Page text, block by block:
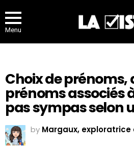
Menu
Choix de prénoms,
prénoms associés
pas sympas selon
by Margaux,